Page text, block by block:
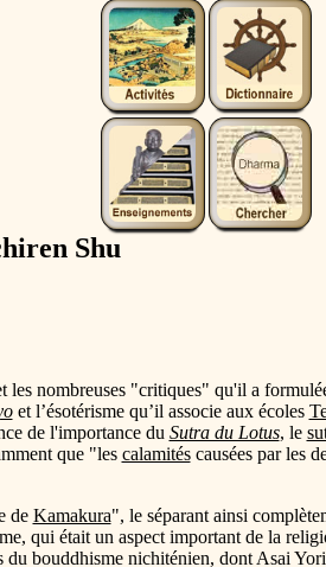
Shu
les nombreuses "critiques" qu'il a
et l’ésotérisme qu’il associe aux écoles
de l'importance du Sutra du Lotus, le
que "les calamitéscausées par les
de Kamakura", le séparant ainsi
qui était un aspect important de la
du bouddhisme nichiténien, dont Asai